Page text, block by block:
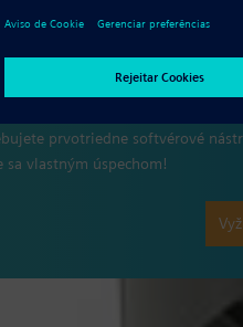
prvotriedne softvérové
sa vlastným úspechom!